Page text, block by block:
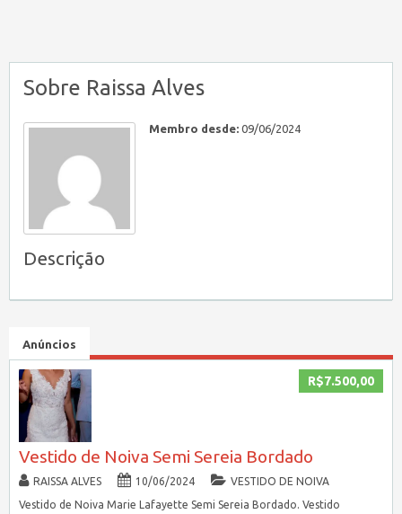
Sobre Raissa Alves
Membro desde: 09/06/2024
Descrição
Anúncios
R$7.500,00
Vestido de Noiva Semi Sereia Bordado
RAISSA ALVES 10/06/2024
VESTIDO DE NOIVA
Vestido de Noiva Marie Lafayette Semi Sereia Bordado. Vestido